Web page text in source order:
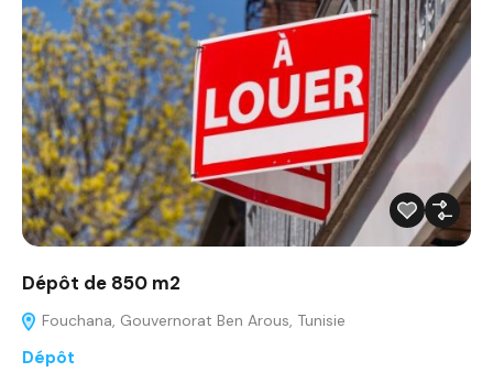
Dépôt de 850 m2
Fouchana, Gouvernorat Ben Arous, Tunisie
Dépôt